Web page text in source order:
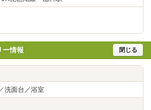
ー情報 閉じる
洗面台／浴室